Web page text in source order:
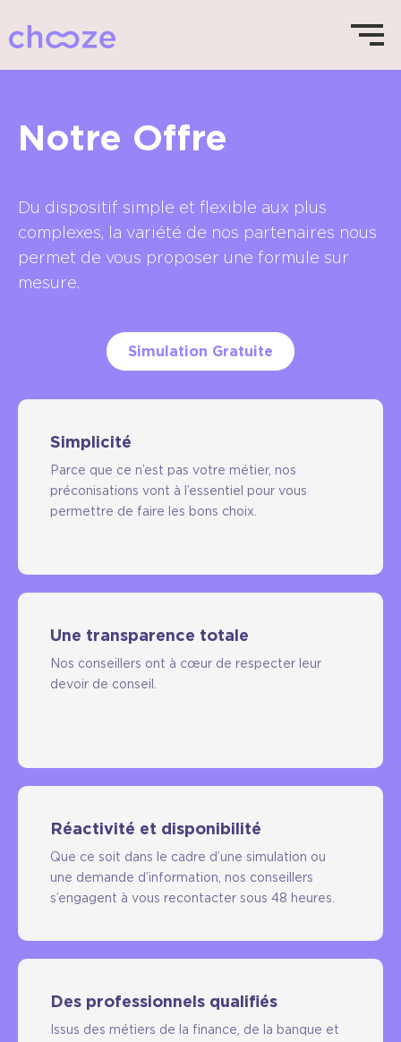
Notre Offre
Du dispositif simple et flexible aux plus
complexes, la variété de nos partenaires nous
permet de vous proposer une formule sur
mesure.
Simulation Gratuite
Simplicité
Parce que ce n’est pas votre métier, nos
préconisations vont à l’essentiel pour vous
permettre de faire les bons choix.
Une transparence totale
Nos conseillers ont à cœur de respecter leur
devoir de conseil.
Réactivité et disponibilité
Que ce soit dans le cadre d’une simulation ou
une demande d’information, nos conseillers
s’engagent à vous recontacter sous 48 heures.
Des professionnels qualifiés
Issus des métiers de la finance, de la banque et